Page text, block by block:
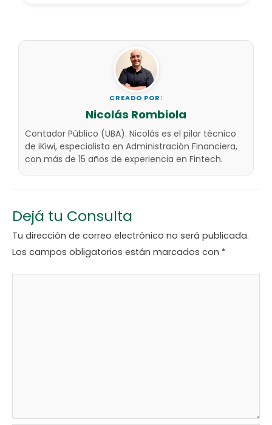
CREADO POR:
Nicolás Rombiola
Contador Público (UBA). Nicolás es el pilar técnico
de iKiwi, especialista en Administración Financiera,
con más de 15 años de experiencia en Fintech.
Dejá tu Consulta
Tu dirección de correo electrónico no será publicada.
Los campos obligatorios están marcados con *